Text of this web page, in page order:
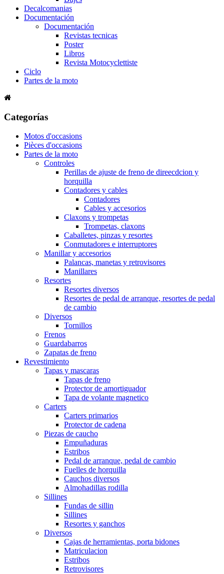
Decalcomanias
Documentación
Documentación
Revistas tecnicas
Poster
Libros
Revista Motocyclettiste
Ciclo
Partes de la moto
Categorías
Motos d'occasions
Pièces d'occasions
Partes de la moto
Controles
Perillas de ajuste de freno de direecdcion y
horquilla
Contadores y cables
Contadores
Cables y accesorios
Claxons y trompetas
Trompetas, claxons
Caballetes, pinzas y resortes
Conmutadores e interruptores
Manillar y accesorios
Palancas, manetas y retrovisores
Manillares
Resortes
Resortes diversos
Resortes de pedal de arranque, resortes de pedal
de cambio
Diversos
Tornillos
Frenos
Guardabarros
Zapatas de freno
Revestimiento
Tapas y mascaras
Tapas de freno
Protector de amortiguador
Tapa de volante magnetico
Carters
Carters primarios
Protector de cadena
Piezas de caucho
Empuñaduras
Estribos
Pedal de arranque, pedal de cambio
Fuelles de horquilla
Cauchos diversos
Almohadillas rodilla
Sillines
Fundas de sillin
Sillines
Resortes y ganchos
Diversos
Cajas de herramientas, porta bidones
Matriculacion
Estribos
Retrovisores